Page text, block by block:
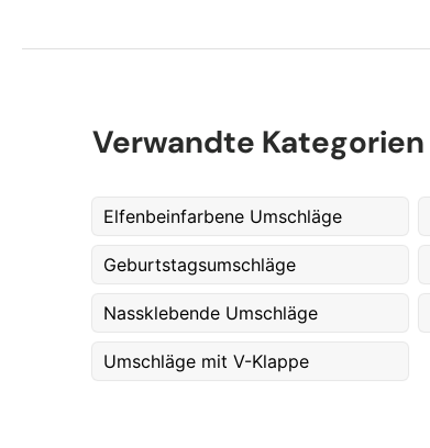
Verwandte Kategorien
Elfenbeinfarbene Umschläge
Geburtstagsumschläge
Nassklebende Umschläge
Umschläge mit V-Klappe